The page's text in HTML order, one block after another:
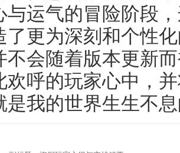
与运气的冒险阶段
了更为深刻和个性
不会随着版本更新
欢呼的玩家心中，
是我的世界生生不